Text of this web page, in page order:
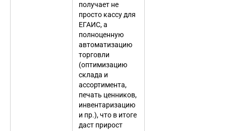
получает не
просто кассу для
ЕГАИС, а
полноценную
автоматизацию
торговли
(оптимизацию
склада и
ассортимента,
печать ценников,
инвентаризацию
и пр.), что в итоге
даст прирост